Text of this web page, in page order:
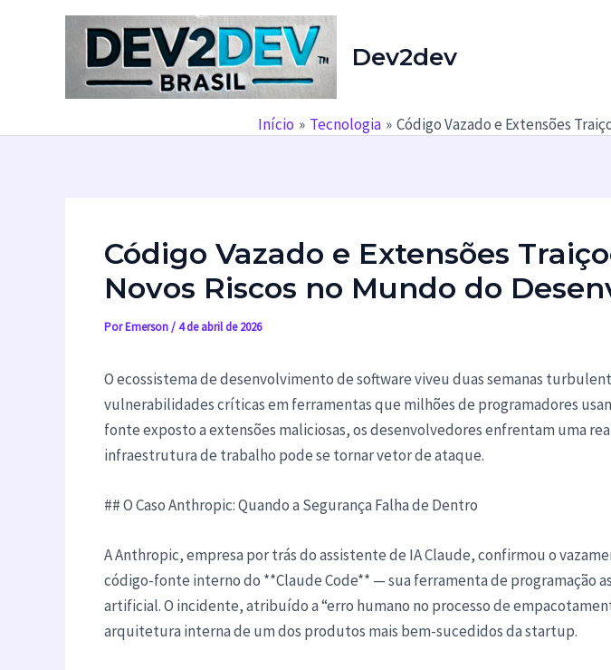
Dev2dev
Início Tecnologia Código Vazado e Extensões
Código Vazado e Extensões
Novos Riscos no Mundo do
PorEmerson/4 de abril de 2026
O ecossistema de desenvolvimento de software viveu duas semanas
vulnerabilidades críticas em ferramentas que milhões de programadores
fonte exposto a extensões maliciosas, os desenvolvedores enfrentam uma
infraestrutura de trabalho pode se tornar vetor de ataque.
## O Caso Anthropic: Quando a Segurança Falha de Dentro
A Anthropic, empresa por trás do assistente de IA Claude, confirmou o
código-fonte interno do **Claude Code** — sua ferramenta de programação
artificial. O incidente, atribuído a “erro humano no processo de
arquitetura interna de um dos produtos mais bem-sucedidos da startup.